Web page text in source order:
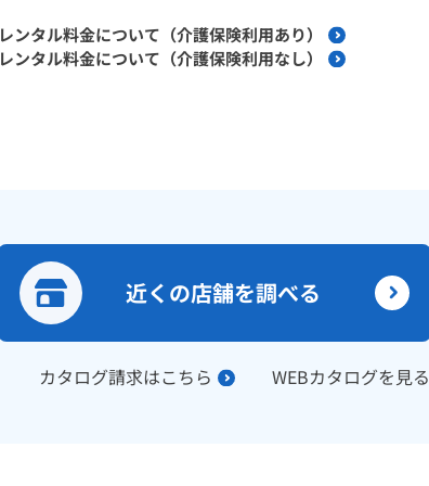
レンタル料金について（介護保険利用あり）
レンタル料金について（介護保険利用なし）
近くの店舗を調べる
カタログ請求はこちら WEBカタログを見る